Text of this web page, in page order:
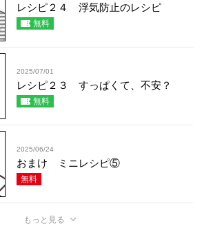
レシピ２４ 浮気防止のレシピ
無料
2025/07/01
レシピ２３ すっぱくて、不安？
無料
2025/06/24
おまけ ミニレシピ⑤
無料
もっと見る